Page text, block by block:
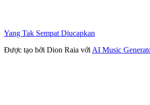
Yang Tak Sempat Diucapkan
Được tạo bởi Dion Raia với AI Music